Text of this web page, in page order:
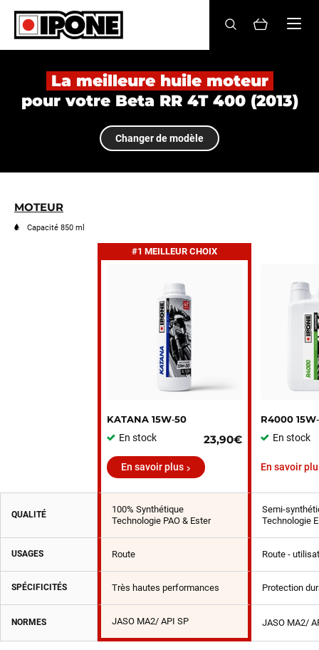
Ipone
HUILES MOTEUR
ENTRETIEN
MAINTENANCE
LIFESTYLE
LA MARQUE
Revendeurs
DE BE
La meilleure huile moteur
pour votre Beta RR 4T 400 (2013)
Changer de modèle
MOTEUR
Capacité 850 ml
#1 MEILLEUR CHOIX
KATANA 15W‑50
En stock
23,90€
R4000
En stock
En savoir plus En savoir
QUALITÉ
100% Synthétique
Technologie PAO & Ester
Semi-
Technologie
USAGES Route Route -
SPÉCIFICITÉS Très hautes performances Protection
NORMES JASO MA2/ API SP JASO MA2/